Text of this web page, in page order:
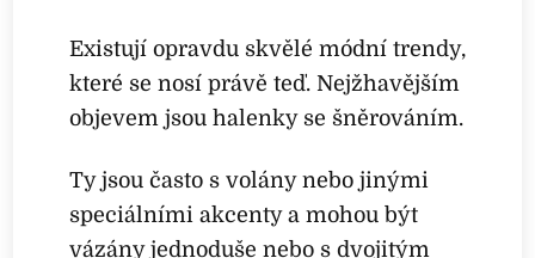
Existují opravdu skvělé módní trendy,
které se nosí právě teď. Nejžhavějším
objevem jsou halenky se šněrováním.
Ty jsou často s volány nebo jinými
speciálními akcenty a mohou být
vázány jednoduše nebo s dvojitým